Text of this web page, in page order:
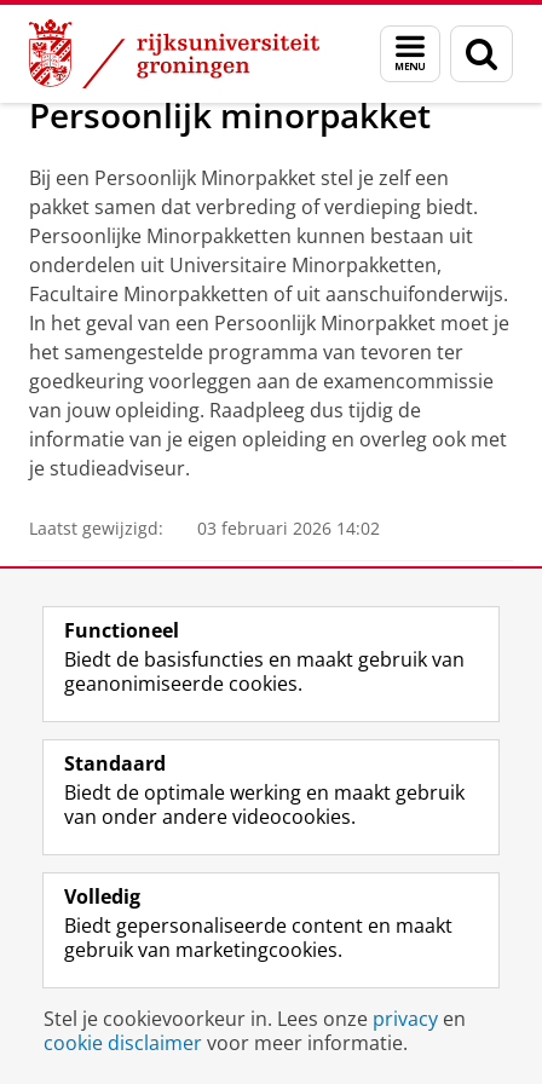
Skip
Content
Skip
Navigation
Menu
en
zoeken
Onderwijs Minor programma's
Persoonlijk minorpakket
Bij een Persoonlijk Minorpakket stel je zelf een
pakket samen dat verbreding of verdieping biedt.
Persoonlijke Minorpakketten kunnen bestaan uit
onderdelen uit Universitaire Minorpakketten,
Facultaire Minorpakketten of uit aanschuifonderwijs.
In het geval van een Persoonlijk Minorpakket moet je
het samengestelde programma van tevoren ter
goedkeuring voorleggen aan de examencommissie
van jouw opleiding. Raadpleeg dus tijdig de
informatie van je eigen opleiding en overleg ook met
je studieadviseur.
Laatst gewijzigd: 03 februari 2026 14:02
Volg de RUG
F
a
c
e
o
o
p
g
i
n
a
R
i
L
n
k
d
I
-
a
g
i
n
a
R
R
S
-
e
e
R
j
k
u
n
i
I
s
t
g
m
a
c
o
u
n
Y
u
T
b
k
n
a
l
R
Studiekiezers
Maatschappij/bedrijven
Over ons
Disclaimer & Copyright Privacy
Inloggen
Functioneel
Biedt de basisfuncties en maakt gebruik van
geanonimiseerde cookies.
Standaard
Biedt de optimale werking en maakt gebruik
van onder andere videocookies.
Volledig
Biedt gepersonaliseerde content en maakt
gebruik van marketingcookies.
Stel je cookievoorkeur in. Lees onze privacy en
cookie disclaimervoor meer informatie.